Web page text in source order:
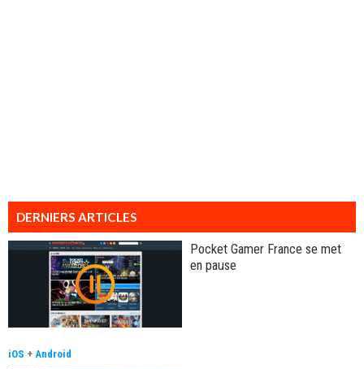
DERNIERS ARTICLES
Pocket Gamer France se met
en pause
iOS + Android